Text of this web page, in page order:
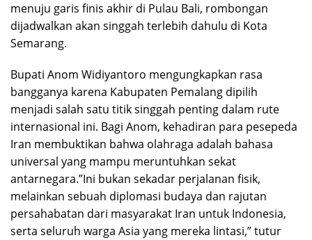
menuju garis finis akhir di Pulau Bali, rombongan
dijadwalkan akan singgah terlebih dahulu di Kota
Semarang.
​Bupati Anom Widiyantoro mengungkapkan rasa
bangganya karena Kabupaten Pemalang dipilih
menjadi salah satu titik singgah penting dalam rute
internasional ini. Bagi Anom, kehadiran para pesepeda
Iran membuktikan bahwa olahraga adalah bahasa
universal yang mampu meruntuhkan sekat
antarnegara.​”Ini bukan sekadar perjalanan fisik,
melainkan sebuah diplomasi budaya dan rajutan
persahabatan dari masyarakat Iran untuk Indonesia,
serta seluruh warga Asia yang mereka lintasi,” tutur